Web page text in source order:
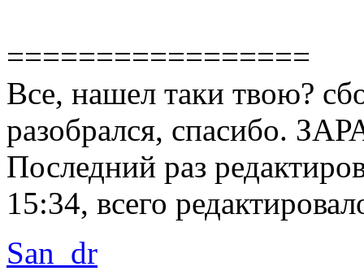
=================
Все, нашел таки твою?
разобрался, спасибо.
Последний раз
15:34, всего
San_dr